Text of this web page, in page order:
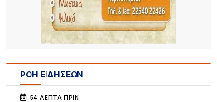
ΡΟΗ ΕΙΔΗΣΕΩΝ
54 ΛΕΠΤΆ ΠΡΙΝ